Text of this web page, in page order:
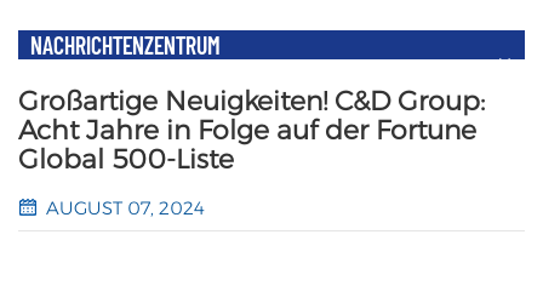
NACHRICHTENZENTRUM
Großartige Neuigkeiten! C&D Group:
Acht Jahre in Folge auf der Fortune
Global 500-Liste
AUGUST 07, 2024